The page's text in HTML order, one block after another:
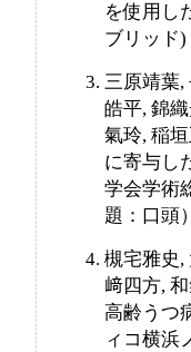
を使用し
ブリッド)
三原靖葉,
皓平, 錦
氣玲, 稲
に寄与し
学会学術
題：口頭
槻宅雅史,
﨑四方,
高齢うつ
ィコ横浜